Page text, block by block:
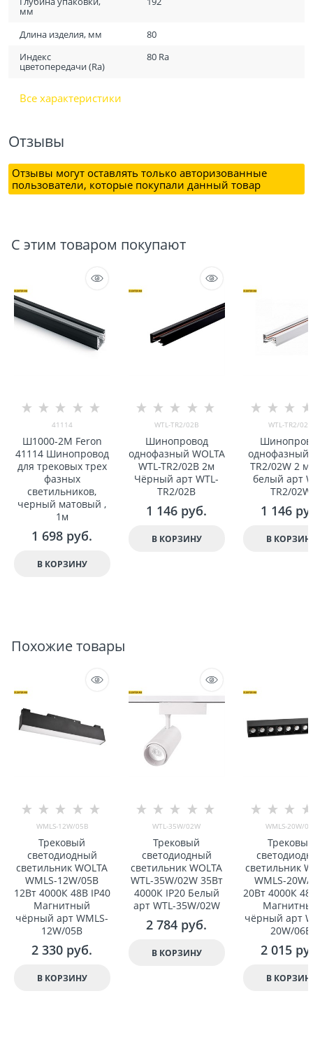
мм
Длина изделия, мм
80
Индекс
цветопередачи (Ra)
80 Ra
Все характеристики
Отзывы
Отзывы могут оставлять только авторизованные
пользователи, которые покупали данный товар
С этим товаром покупают
41114
Ш1000-2М Feron
41114 Шинопровод
для трековыx треx
фазныx
светильников,
черный матовый ,
1м
1 698 руб.
В КОРЗИНУ
WTL-TR2/02B
Шинопровод
однофазный WOLTA
WTL-TR2/02B 2м
Чёрный арт WTL-
TR2/02B
1 146 руб.
В КОРЗИНУ
WTL-TR2/
однофазный
TR2/02W 2
белый арт
TR2/02W
1 146
В
Похожие товары
WMLS-12W/05B
Трековый
светодиодный
светильник WOLTA
WMLS-12W/05B
12Вт 4000К 48В IP40
Магнитный
чёрный арт WMLS-
12W/05B
2 330 руб.
В КОРЗИНУ
WTL-35W/02W
Трековый
светодиодный
светильник WOLTA
WTL-35W/02W 35Вт
4000К IP20 Белый
арт WTL-35W/02W
2 784 руб.
В КОРЗИНУ
WMLS-20W/
светильник
WMLS-20W/
20Вт 4000К
чёрный арт
20W/06B
2 015
В